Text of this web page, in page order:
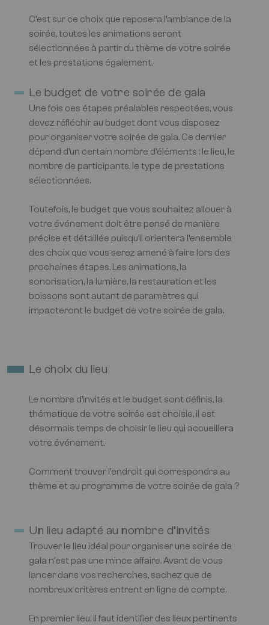
C’est sur ce choix que reposera l’ambiance de la
soirée, toutes les animations seront
sélectionnées à partir du thème de votre soirée
et les prestations également.
Le budget de votre soirée de gala
Une fois ces étapes préalables respectées, vous
devez réfléchir au budget dont vous disposez
pour organiser votre soirée de gala. Ce dernier
dépend d’un certain nombre d’éléments : le lieu, le
nombre de participants, le type de prestations
sélectionnées.
Toutefois, le budget que vous souhaitez allouer à
votre événement doit être pensé de manière
précise et détaillée puisqu’il orientera l’ensemble
des choix que vous serez amené à faire lors des
prochaines étapes. Les animations, la
sonorisation, la lumière, la restauration et les
boissons sont autant de paramètres qui
impacteront le budget de votre soirée de gala.
Le choix du lieu
Le nombre d’invités et le budget sont définis, la
thématique de votre soirée est choisie, il est
désormais temps de choisir le lieu qui accueillera
votre événement.
Comment trouver l’endroit qui correspondra au
thème et au programme de votre soirée de gala ?
Un lieu adapté au nombre d’invités
Trouver le lieu idéal pour organiser une soirée de
gala n’est pas une mince affaire. Avant de vous
lancer dans vos recherches, sachez que de
nombreux critères entrent en ligne de compte.
En premier lieu, il faut identifier des lieux pertinents